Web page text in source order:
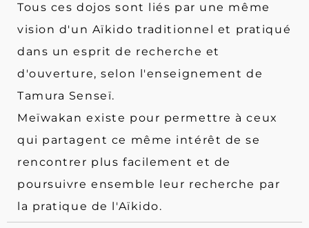
Tous ces dojos sont liés par une même
vision d'un Aïkido traditionnel et pratiqué
dans un esprit de recherche et
d'ouverture, selon l'enseignement de
Tamura Senseï.
Meïwakan existe pour permettre à ceux
qui partagent ce même intérêt de se
rencontrer plus facilement et de
poursuivre ensemble leur recherche par
la pratique de l'Aïkido.